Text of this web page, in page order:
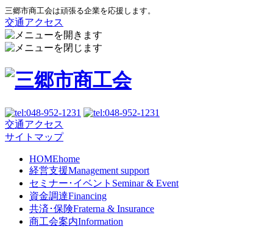
三郷市商工会は頑張る企業を応援します。
交通アクセス
交通アクセス
サイトマップ
HOMEhome
経営支援Management support
セミナー･イベント Seminar & Event
資金調達Financing
共済･保険Fraterna & Insurance
商工会案内Information